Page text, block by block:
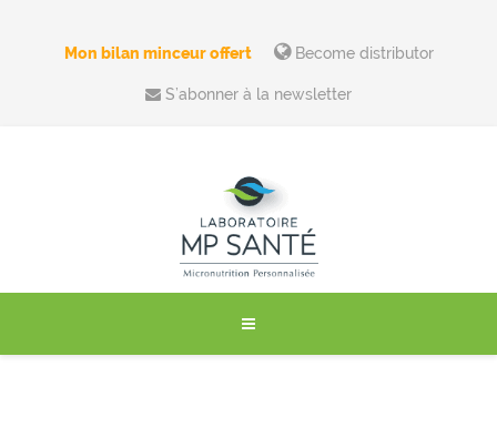
Mon bilan minceur offert Become distributor
S’abonner à la newsletter